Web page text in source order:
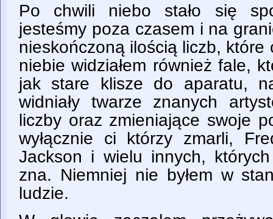
Po chwili niebo stało się
jesteśmy poza czasem i na
nieskończoną ilością liczb, które
niebie widziałem również fale,
jak stare klisze do aparatu,
widniały twarze znanych
liczby oraz zmieniające swoje
wyłącznie ci którzy zmarli,
Jackson i wielu innych,
zna. Niemniej nie byłem w
ludzie.